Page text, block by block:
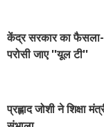
केंद्र सरकार का फैसला-
परोसी जाए ''यूल टी''
प्रह्लाद जोशी ने शिक्षा